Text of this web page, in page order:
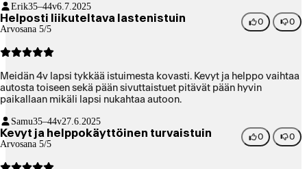
Erik35–44v6.7.2025
Helposti liikuteltava lastenistuin
Arvosana 5/5
0 0
Meidän 4v lapsi tykkää istuimesta kovasti. Kevyt ja helppo vaihtaa
autosta toiseen sekä pään sivuttaistuet pitävät pään hyvin
paikallaan mikäli lapsi nukahtaa autoon.
Samu35–44v27.6.2025
Kevyt ja helppokäyttöinen turvaistuin
Arvosana 5/5
0 0